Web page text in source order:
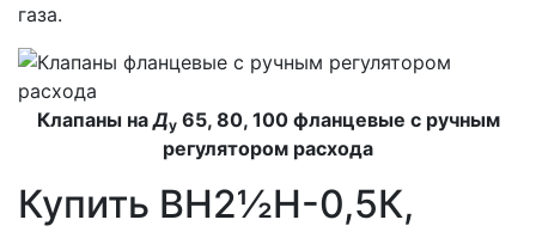
газа.
Клапаны наДу65, 80, 100 фланцевые с ручным
регулятором расхода
Купить ВН2½Н-0,5К,